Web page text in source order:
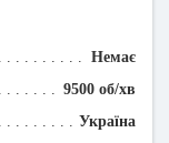
Немає
9500 об/хв
Україна